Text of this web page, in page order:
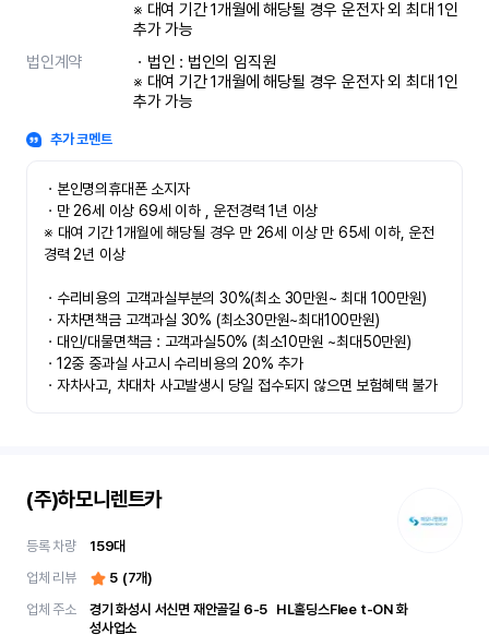
※ 대여 기간 1개월에 해당될 경우 운전자 외 최대 1인
추가 가능
법인계약
ㆍ법인 : 법인의 임직원
※ 대여 기간 1개월에 해당될 경우 운전자 외 최대 1인
추가 가능
추가 코멘트
ㆍ본인명의휴대폰 소지자
ㆍ만 26세 이상 69세 이하 , 운전경력 1년 이상
※ 대여 기간 1개월에 해당될 경우 만 26세 이상 만 65세 이하, 운전
경력 2년 이상
ㆍ수리비용의 고객과실부분의 30%(최소 30만원~ 최대 100만원)
ㆍ자차면책금 고객과실 30% (최소30만원~최대100만원)
ㆍ대인/대물면책금 : 고객과실50% (최소10만원 ~최대50만원)
ㆍ12중 중과실 사고시 수리비용의 20% 추가
ㆍ자차사고, 차대차 사고발생시 당일 접수되지 않으면 보험혜택 불가
(주)하모니렌트카
등록 차량 159대
업체 리뷰
5 (7개)
업체 주소
경기 화성시 서신면 재안골길 6-5	 HL홀딩스Flee t-ON 화
성사업소